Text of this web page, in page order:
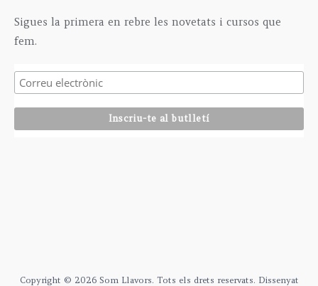
Sigues la primera en rebre les novetats i cursos que
fem.
Copyright © 2026 Som Llavors. Tots els drets reservats. Dissenyat